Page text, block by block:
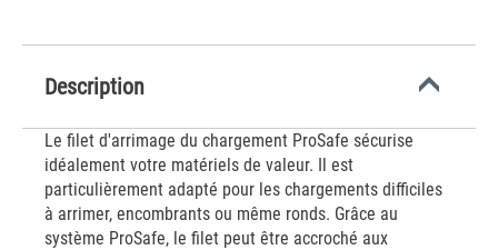
Description
Le filet d'arrimage du chargement ProSafe sécurise
idéalement votre matériels de valeur. Il est
particulièrement adapté pour les chargements difficiles
à arrimer, encombrants ou même ronds. Grâce au
système ProSafe, le filet peut être accroché aux